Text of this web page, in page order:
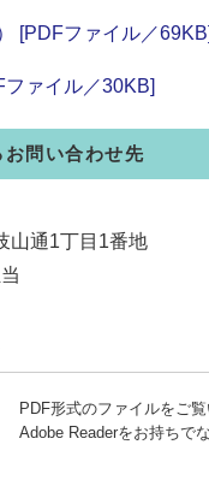
[PDFファイル／69KB]
ァイル／30KB]
問い合わせ先
山通1丁目1番地
PDF形式のファイルをご
Adobe Readerをお持ちで